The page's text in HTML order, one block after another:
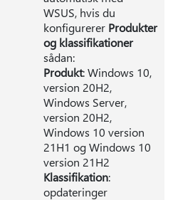
WSUS, hvis du
konfigurerer Produkter
og klassifikationer
sådan:
Produkt: Windows 10,
version 20H2,
Windows Server,
version 20H2,
Windows 10 version
21H1 og Windows 10
version 21H2
Klassifikation:
opdateringer